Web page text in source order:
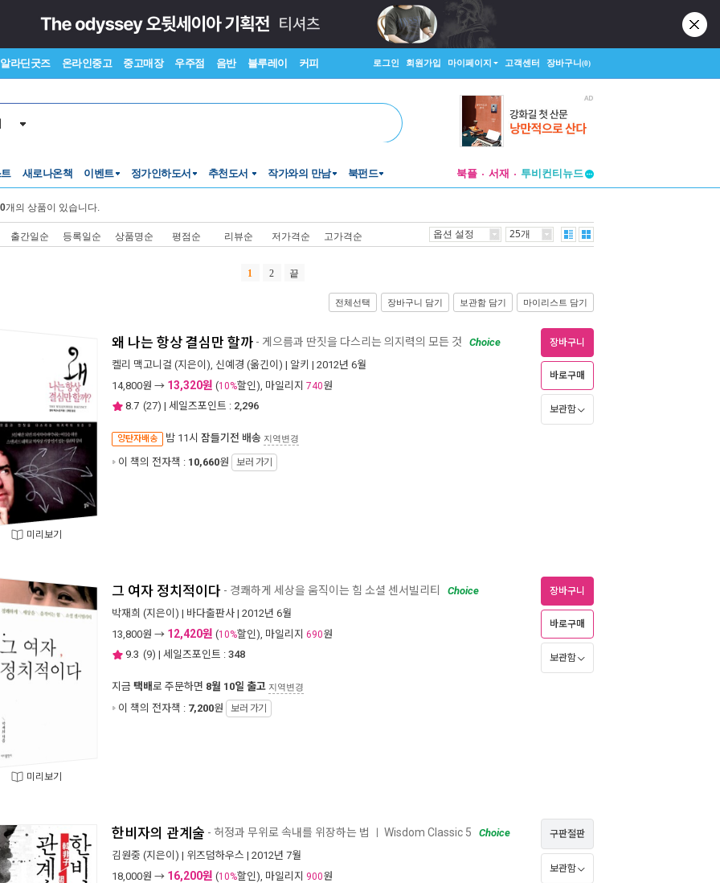
알라딘굿즈 온라인중고 중고매장 우주점 음반 블루레이 커피 로그인 회원가입 마이페이지 고객센터 장바구니(0)
새로나온책 이벤트 정가인하도서 추천도서 작가와의 만남 북펀드 북플 서재
개의 상품이 있습니다.
출간일순 등록일순 상품명순 평점순 리뷰순 저가격순 고가격순 옵션 설정 25개
1 2 끝
전체선택 장바구니 담기 보관함 담기 마이리스트 담기
미리보기
왜 나는 항상 결심만 할까 - 게으름과 딴짓을 다스리는 의지력의 모든 것
Choice
켈리 맥고니걸 (지은이), 신예경 (옮긴이) | 알키 | 2012년 6월
14,800원 → 13,320원 (10%할인), 마일리지 740원
8.7 (27) | 세일즈포인트 : 2,296
양탄자배송 밤 11시 잠들기전 배송 지역변경
이 책의 전자책 : 10,660원 보러 가기
장바구니
바로구매
보관함
미리보기
그 여자 정치적이다 - 경쾌하게 세상을 움직이는 힘 소셜 센서빌리티
Choice
박재희 (지은이) | 바다출판사 | 2012년 6월
13,800원 → 12,420원 (10%할인), 마일리지 690원
9.3 (9) | 세일즈포인트 : 348
지금 택배로 주문하면 8월 10일 출고 지역변경
이 책의 전자책 : 7,200원 보러 가기
장바구니
바로구매
보관함
한비자의 관계술 - 허정과 무위로 속내를 위장하는 법 Wisdom Classic 5
Choice
김원중 (지은이) | 위즈덤하우스 | 2012년 7월
18,000원 → 16,200원 (10%할인), 마일리지 900원
구판절판
보관함